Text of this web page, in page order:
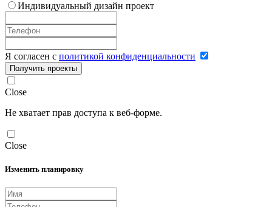
Индивидуальный дизайн проект
Я согласен с политикой конфиденциальности
Получить проекты
Close
Не хватает прав доступа к веб-форме.
Close
Изменить планировку